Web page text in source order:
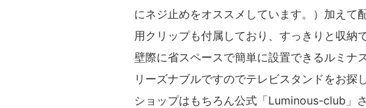
にネジ止めをオススメしています。）加えて
用クリップも付属しており、すっきりと収納
壁際に省スペースで簡単に設置できるルミナ
リーズナブルですのでテレビスタンドをお探
ショップはもちろん公式「Luminous-club」さ